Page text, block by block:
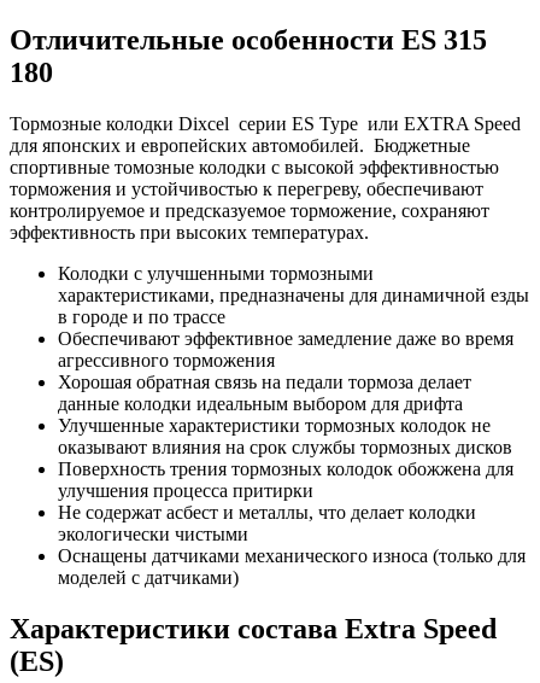
Отличительные особенности ES 315
180
Тормозные колодки Dixcel серии ES Type или EXTRA Speed
для японских и европейских автомобилей. Бюджетные
спортивные томозные колодки с высокой эффективностью
торможения и устойчивостью к перегреву, обеспечивают
контролируемое и предсказуемое торможение, сохраняют
эффективность при высоких температурах.
Колодки с улучшенными тормозными
характеристиками, предназначены для динамичной езды
в городе и по трассе
Обеспечивают эффективное замедление даже во время
агрессивного торможения
Хорошая обратная связь на педали тормоза делает
данные колодки идеальным выбором для дрифта
Улучшенные характеристики тормозных колодок не
оказывают влияния на срок службы тормозных дисков
Поверхность трения тормозных колодок обожжена для
улучшения процесса притирки
Не содержат асбест и металлы, что делает колодки
экологически чистыми
Оснащены датчиками механического износа (только для
моделей с датчиками)
Характеристики состава Extra Speed
(ES)